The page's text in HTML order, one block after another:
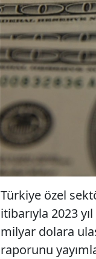
Türkiye özel
itibarıyla 2023
milyar dolara
raporunu